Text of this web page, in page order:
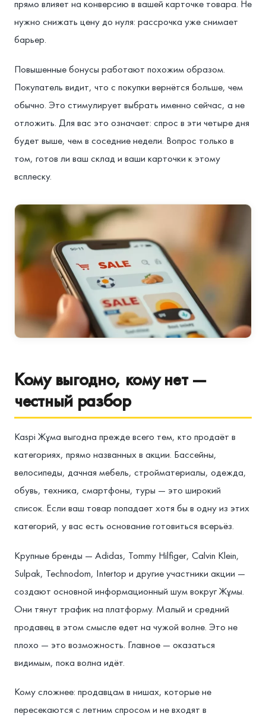
прямо влияет на конверсию в вашей карточке товара. Не
нужно снижать цену до нуля: рассрочка уже снимает
барьер.
Повышенные бонусы работают похожим образом.
Покупатель видит, что с покупки вернётся больше, чем
обычно. Это стимулирует выбрать именно сейчас, а не
отложить. Для вас это означает: спрос в эти четыре дня
будет выше, чем в соседние недели. Вопрос только в
том, готов ли ваш склад и ваши карточки к этому
всплеску.
Кому выгодно, кому нет —
честный разбор
Kaspi Жұма выгодна прежде всего тем, кто продаёт в
категориях, прямо названных в акции. Бассейны,
велосипеды, дачная мебель, стройматериалы, одежда,
обувь, техника, смартфоны, туры — это широкий
список. Если ваш товар попадает хотя бы в одну из этих
категорий, у вас есть основание готовиться всерьёз.
Крупные бренды — Adidas, Tommy Hilfiger, Calvin Klein,
Sulpak, Technodom, Intertop и другие участники акции —
создают основной информационный шум вокруг Жұмы.
Они тянут трафик на платформу. Малый и средний
продавец в этом смысле едет на чужой волне. Это не
плохо — это возможность. Главное — оказаться
видимым, пока волна идёт.
Кому сложнее: продавцам в нишах, которые не
пересекаются с летним спросом и не входят в